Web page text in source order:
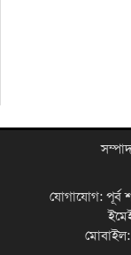
যোগাযোগ: পূর্ব